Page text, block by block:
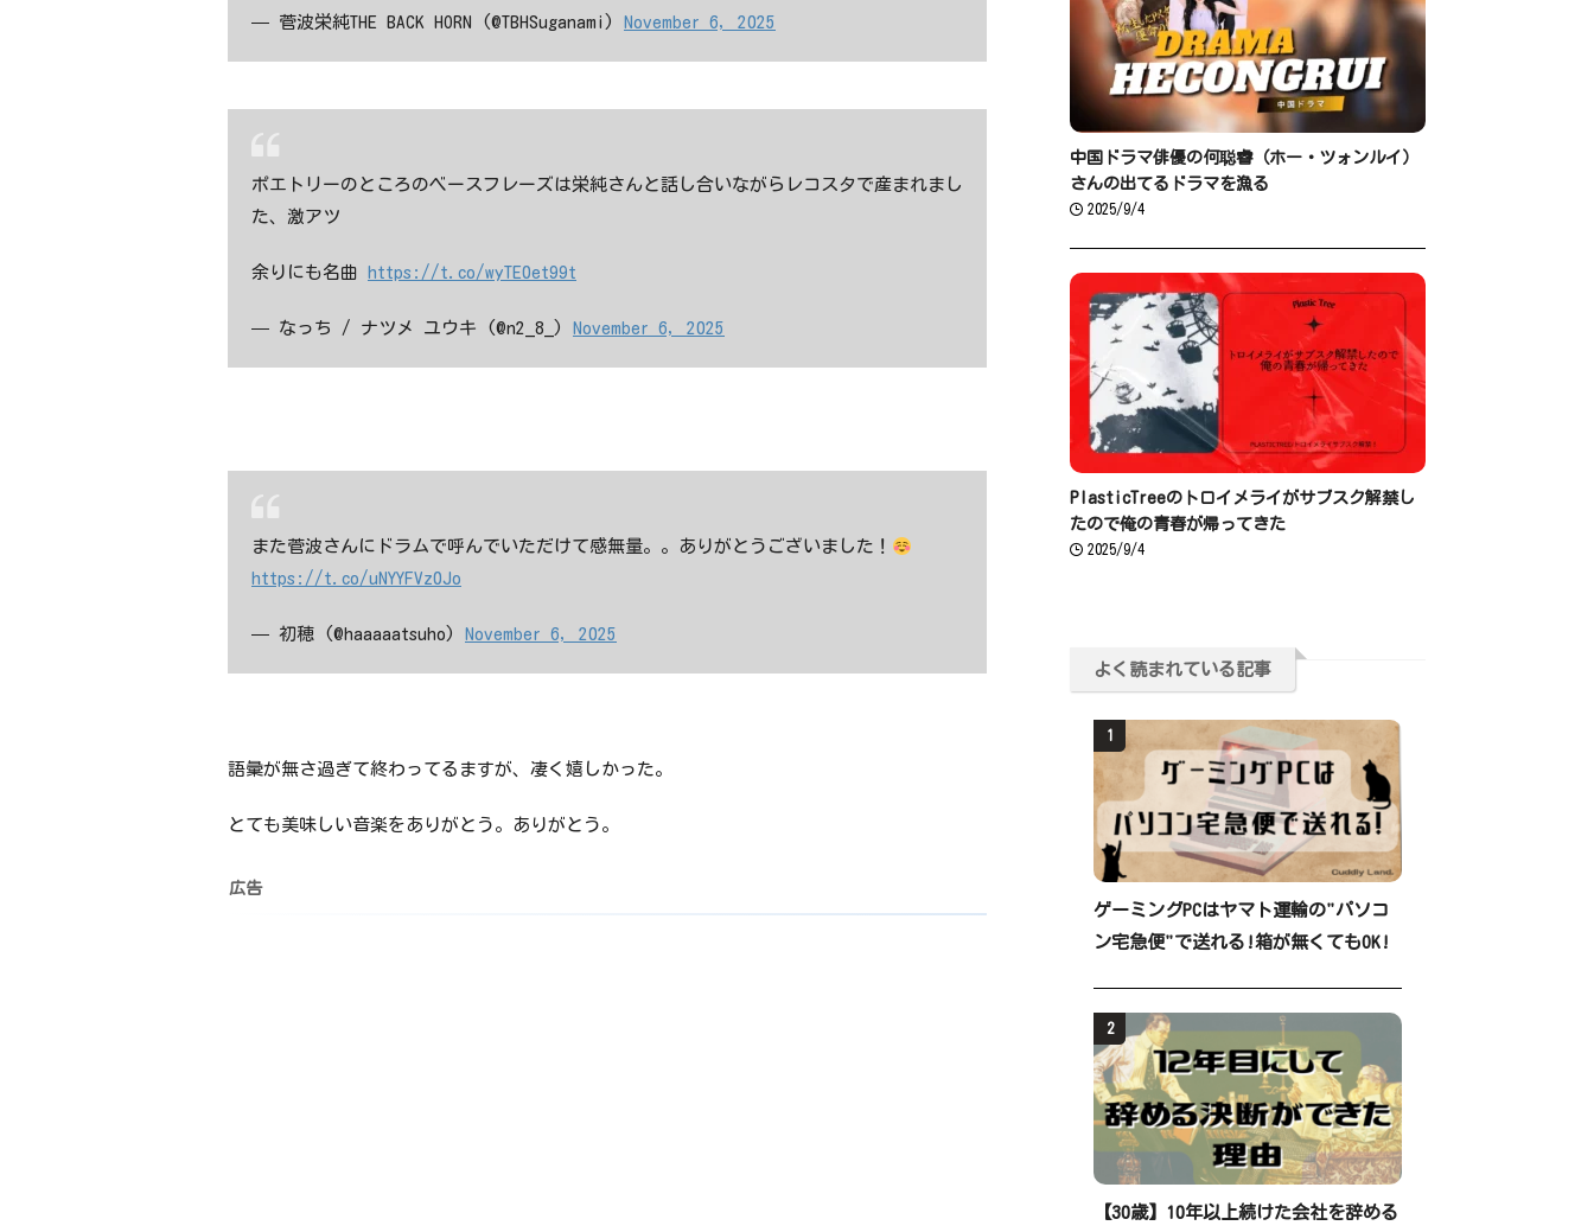
— 菅波栄純THE BACK HORN (@TBHSuganami) November 6, 2025
ポエトリーのところのベースフレーズは栄純さんと話し合いながらレコスタで産まれまし
た、激アツ
余りにも名曲 https://t.co/wyTE0et99t
— なっち / ナツメ ユウキ (@n2_8_) November 6, 2025
また菅波さんにドラムで呼んでいただけて感無量。。ありがとうございました！
https://t.co/uNYYFVz0Jo
— 初穂 (@haaaaatsuho) November 6, 2025
語彙が無さ過ぎて終わってるますが、凄く嬉しかった。
とても美味しい音楽をありがとう。ありがとう。
広告
中国ドラマ俳優の何聪睿（ホー・ツォンルイ）
さんの出てるドラマを漁る
2025/9/4
PlasticTreeのトロイメライがサブスク解禁し
たので俺の青春が帰ってきた
2025/9/4
よく読まれている記事
1
ゲーミングPCはヤマト運輸の"パソコ
ン宅急便"で送れる!箱が無くてもOK!
2
【30歳】10年以上続けた会社を辞める